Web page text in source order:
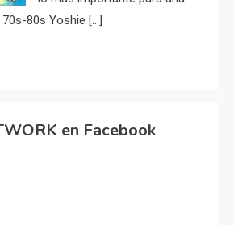
80s Yoshie […]
en Facebook